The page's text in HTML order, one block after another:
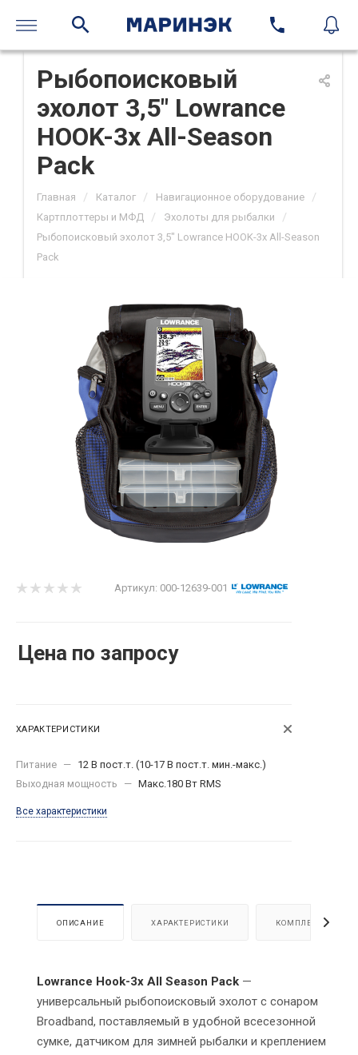
Рыбопоисковый
эхолот 3,5" Lowrance
HOOK-3x All-Season
Pack
Главная / Каталог / Навигационное оборудование /
Картплоттеры и МФД / Эхолоты для рыбалки /
Рыбопоисковый эхолот 3,5" Lowrance HOOK-3x All-Season
Pack
Артикул: 000-12639-001
Цена по запросу
ХАРАКТЕРИСТИКИ
Питание — 12 В пост.т. (10-17 В пост.т. мин.-макс.)
Выходная мощность
— Макс.180 Вт RMS
Все характеристики
ОПИСАНИЕ ХАРАКТЕРИСТИКИ КОМПЛЕКТАЦИЯ
Lowrance Hook-3x All Season Pack —
универсальный рыбопоисковый эхолот с сонаром
Broadband, поставляемый в удобной всесезонной
сумке, датчиком для зимней рыбалки и креплением